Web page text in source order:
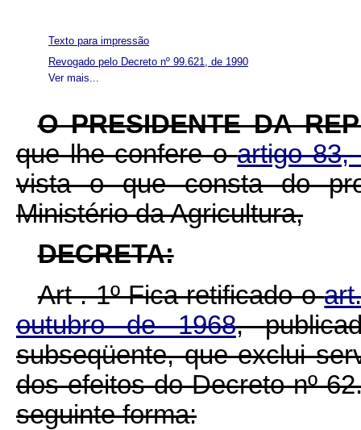
Ver mais...
Texto para impressão
Revogado pelo Decreto nº 99.621, de 1990
O PRESIDENTE DA
que lhe confere oartigo 83,
vista o que consta do
Ministério da Agricultura,
DECRETA:
Art . 1º Fica retificado o
outubro de 1968,
subseqüente, que exclui
dos efeitos do Decreto nº
seguinte forma: